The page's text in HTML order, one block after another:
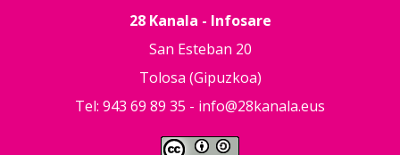
28 Kanala - Infosare
San Esteban 20
Tolosa (Gipuzkoa)
Tel: 943 69 89 35 - info@28kanala.eus